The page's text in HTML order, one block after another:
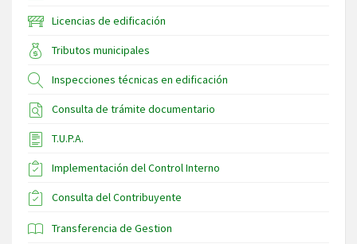
Licencias de edificación
Tributos municipales
Inspecciones técnicas en edificación
Consulta de trámite documentario
T.U.P.A.
Implementación del Control Interno
Consulta del Contribuyente
Transferencia de Gestion